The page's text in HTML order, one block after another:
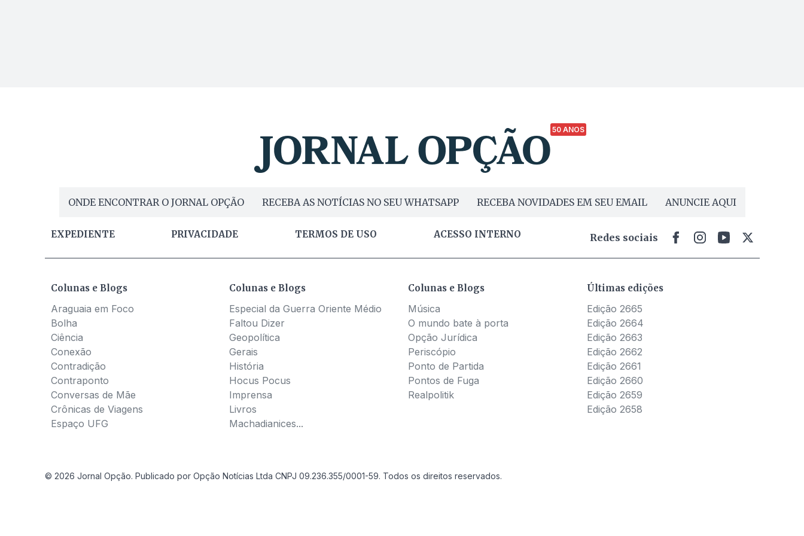
50 ANOS
ONDE ENCONTRAR O JORNAL OPÇÃO RECEBA AS NOTÍCIAS NO SEU WHATSAPP RECEBA NOVIDADES EM SEU EMAIL ANUNCIE AQUI
EXPEDIENTE PRIVACIDADE TERMOS DE USO ACESSO INTERNO Redes sociais
Colunas e Blogs
Araguaia em Foco
Bolha
Ciência
Conexão
Contradição
Contraponto
Conversas de Mãe
Crônicas de Viagens
Espaço UFG
Colunas e Blogs
Especial da Guerra Oriente Médio
Faltou Dizer
Geopolítica
Gerais
História
Hocus Pocus
Imprensa
Livros
Machadianices...
Colunas e Blogs
Música
O mundo bate à porta
Opção Jurídica
Periscópio
Ponto de Partida
Pontos de Fuga
Realpolitik
Últimas edições
Edição 2665
Edição 2664
Edição 2663
Edição 2662
Edição 2661
Edição 2660
Edição 2659
Edição 2658
© 2026 Jornal Opção. Publicado por Opção Notícias Ltda CNPJ 09.236.355/0001-59. Todos os direitos reservados.